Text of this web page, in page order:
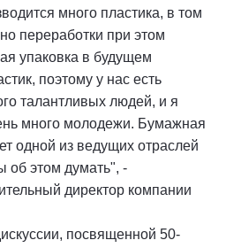
много пластика, в том
переработки при этом
упаковка в будущем
поэтому у нас есть
талантливых людей, и я
много молодежи. Бумажная
одной из ведущих отраслей
об этом думать", -
директор компании
посвященной 50-